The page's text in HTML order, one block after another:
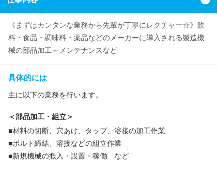
《まずはカンタンな業務から先輩が丁寧にレクチャー☆》飲
料・食品・調味料・薬品などのメーカーに導入される製造機
械の部品加工～メンテナンスなど
具体的には
主に以下の業務を行います。
＜部品加工・組立＞
■材料の切断、穴あけ、タップ、溶接の加工作業
■ボルト締結、溶接などの組立作業
■新規機械の搬入・設置・稼働 など